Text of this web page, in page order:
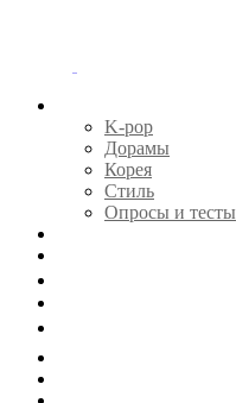
K-pop
Дорамы
Корея
Стиль
Опросы и тесты